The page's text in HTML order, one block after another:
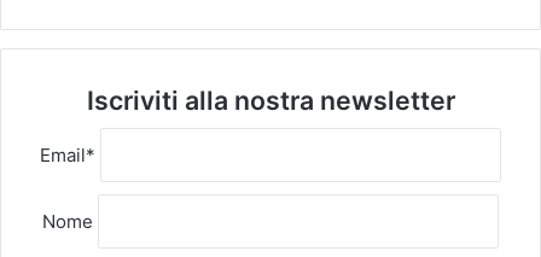
Iscriviti alla nostra newsletter
Email*
Nome